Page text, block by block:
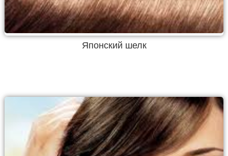
Японский шелк